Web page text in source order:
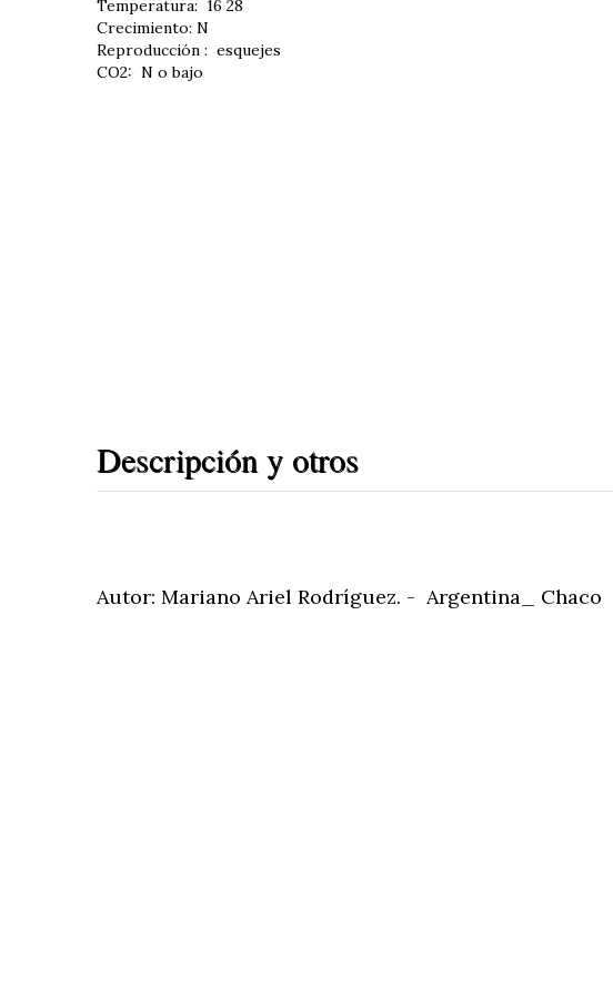
Temperatura: 16 28
Crecimiento: N
Reproducción : esquejes
CO2: N o bajo
Descripción y otros
Autor: Mariano Ariel Rodríguez. - Argentina_ Chaco